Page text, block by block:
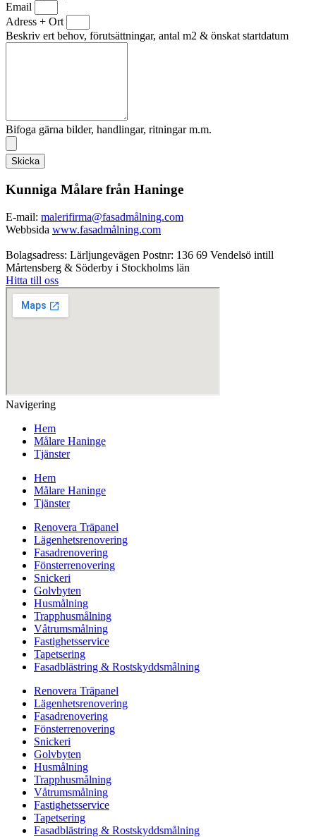
Email
Adress + Ort
Beskriv ert behov, förutsättningar, antal m2 & önskat startdatum
Bifoga gärna bilder, handlingar, ritningar m.m.
Skicka
Kunniga Målare från Haninge
E-mail: malerifirma@fasadmålning.com
Webbsida www.fasadmålning.com
Bolagsadress: Lärljungevägen Postnr: 136 69 Vendelsö intill
Mårtensberg & Söderby i Stockholms län
Hitta till oss
Navigering
Hem
Målare Haninge
Tjänster
Hem
Målare Haninge
Tjänster
Renovera Träpanel
Lägenhetsrenovering
Fasadrenovering
Fönsterrenovering
Snickeri
Golvbyten
Husmålning
Trapphusmålning
Våtrumsmålning
Fastighetsservice
Tapetsering
Fasadblästring & Rostskyddsmålning
Renovera Träpanel
Lägenhetsrenovering
Fasadrenovering
Fönsterrenovering
Snickeri
Golvbyten
Husmålning
Trapphusmålning
Våtrumsmålning
Fastighetsservice
Tapetsering
Fasadblästring & Rostskyddsmålning